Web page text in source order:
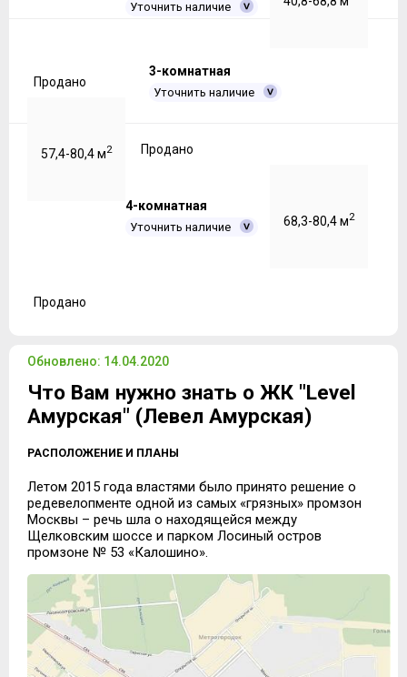
Уточнить наличие
Продано
3-комнатная
Уточнить наличие
57,4-80,4 м2 Продано
4-комнатная
Уточнить наличие 68,3-80,4 м2
Продано
Обновлено: 14.04.2020
Что Вам нужно знать о ЖК "Level
Амурская" (Левел Амурская)
РАСПОЛОЖЕНИЕ И ПЛАНЫ
Летом 2015 года властями было принято решение о
редевелопменте одной из самых «грязных» промзон
Москвы – речь шла о находящейся между
Щелковским шоссе и парком Лосиный остров
промзоне № 53 «Калошино».